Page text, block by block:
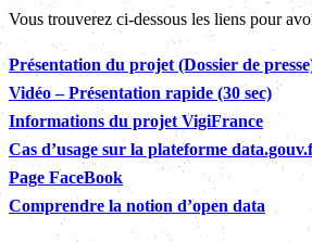
Vous trouverez ci‑dessous les liens pour
Présentation du projet (Dossier de
Vidéo – Présentation rapide (30 sec)
Informations du projet VigiFrance
Cas d’usage sur la plateforme
Page FaceBook
Comprendre la notion d’open data